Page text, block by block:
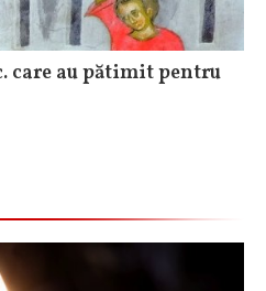
care au pătimit pentru